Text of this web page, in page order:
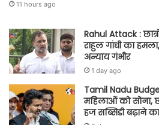
11 hours ago
Rahul Attack :
राहुल गांधी का
अन्याय गंभीर
1 day ago
Tamil Nadu
महिलाओं को सोना,
हज सब्सिडी बढ़ाने